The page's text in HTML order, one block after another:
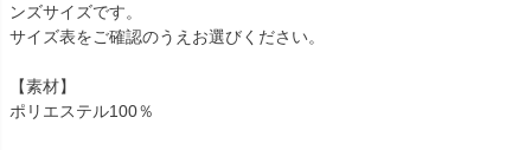
ンズサイズです。
サイズ表をご確認のうえお選びください。
【素材】
ポリエステル100％